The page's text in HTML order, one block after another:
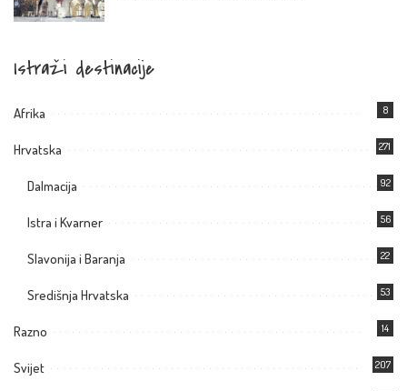
Istraži destinacije
Afrika 8
Hrvatska 271
Dalmacija 92
Istra i Kvarner 56
Slavonija i Baranja 22
Središnja Hrvatska 53
Razno 14
Svijet 207